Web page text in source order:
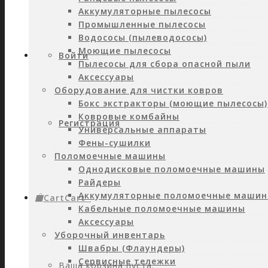
Войти
Регистрация
CartCart0
Ваша корзина пуста.
Аккумуляторные пылесосы
Промышленные пылесосы
Водососы (пылеводососы)
Моющие пылесосы
Пылесосы для сбора опасной пыли
Аксессуары
Оборудование для чистки ковров
Бокс экстракторы (моющие пылесосы)
Ковровые комбайны
Универсальные аппараты
Фены-сушилки
Поломоечные машины
Однодисковые поломоечные машины
Райдеры
Аккумуляторные поломоечные
Кабельные поломоечные машины
Аксессуары
Уборочный инвентарь
Швабры (Флаундеры)
Сервисные тележки